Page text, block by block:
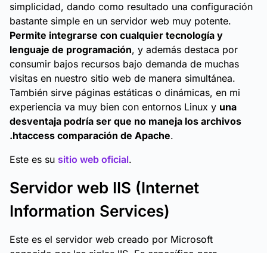
simplicidad, dando como resultado una configuración
bastante simple en un servidor web muy potente.
Permite integrarse con cualquier tecnología y
lenguaje de programación, y además destaca por
consumir bajos recursos bajo demanda de muchas
visitas en nuestro sitio web de manera simultánea.
También sirve páginas estáticas o dinámicas, en mi
experiencia va muy bien con entornos Linux y una
desventaja podría ser que no maneja los archivos
.htaccess comparación de Apache.
Este es su sitio web oficial.
Servidor web IIS (Internet
Information Services)
Este es el servidor web creado por Microsoft